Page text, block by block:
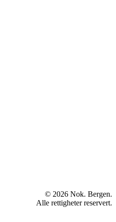
© 2026 Nok. Bergen.
Alle rettigheter reservert.